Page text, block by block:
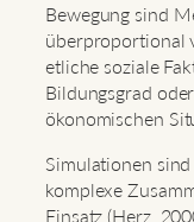
Bewegung sind
überproportional
etliche soziale
Bildungsgrad
ökonomischen
Simulationen
komplexe
Einsatz (Herz,